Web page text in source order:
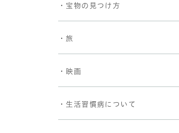
・宝物の見つけ方
・旅
・映画
・生活習慣病について